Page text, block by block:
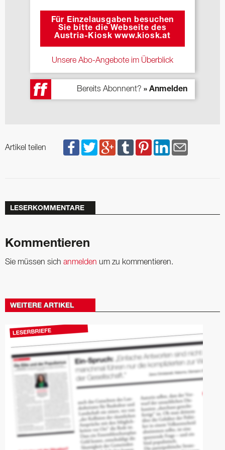
Für Einzelausgaben besuchen
Sie bitte die Webseite des
Austria-Kiosk www.kiosk.at
Unsere Abo-Angebote im Überblick
Bereits Abonnent? » Anmelden
Artikel teilen
LESERKOMMENTARE
Kommentieren
Sie müssen sich anmelden um zu kommentieren.
WEITERE ARTIKEL